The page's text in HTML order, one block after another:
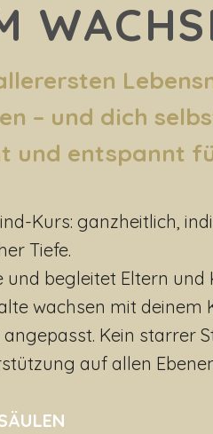
– und dich
und entspannt
Kurs: ganzheitlich,
Tiefe.
begleitet Eltern
wachsen mit deinem
Kein starrer
auf allen